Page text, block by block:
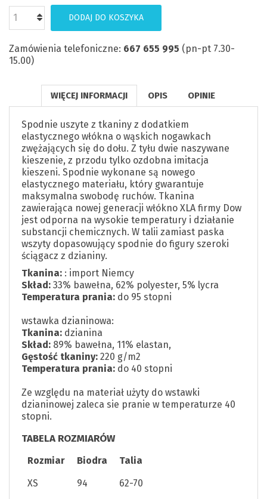
DODAJ DO KOSZYKA
Zamówienia telefoniczne: 667 655 995 (pn-pt 7.30-
15.00)
WIĘCEJ INFORMACJI OPIS OPINIE
Spodnie uszyte z tkaniny z dodatkiem
elastycznego włókna o wąskich nogawkach
zwężających się do dołu. Z tyłu dwie naszywane
kieszenie, z przodu tylko ozdobna imitacja
kieszeni. Spodnie wykonane są nowego
elastycznego materiału, który gwarantuje
maksymalna swobodę ruchów. Tkanina
zawierająca nowej generacji włókno XLA firmy Dow
jest odporna na wysokie temperatury i działanie
substancji chemicznych. W talii zamiast paska
wszyty dopasowujący spodnie do figury szeroki
ściągacz z dzianiny.
Tkanina: : import Niemcy
Skład: 33% bawełna, 62% polyester, 5% lycra
Temperatura prania: do 95 stopni
wstawka dzianinowa:
Tkanina: dzianina
Skład: 89% bawełna, 11% elastan,
Gęstość tkaniny: 220 g/m2
Temperatura prania: do 40 stopni
Ze względu na materiał użyty do wstawki
dzianinowej zaleca sie pranie w temperaturze 40
stopni.
TABELA ROZMIARÓW
Rozmiar Biodra
Talia
XS
94
62-70